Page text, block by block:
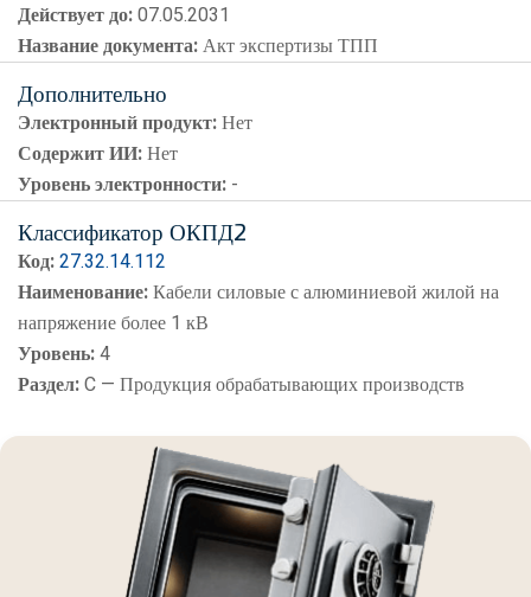
Действует до:07.05.2031
Название документа:Акт экспертизы ТПП
Дополнительно
Электронный продукт:Нет
Содержит ИИ:Нет
Уровень электронности: -
Классификатор ОКПД2
Код:27.32.14.112
Наименование:Кабели силовые с алюминиевой жилой на
напряжение более 1 кВ
Уровень:4
Раздел:C — Продукция обрабатывающих производств